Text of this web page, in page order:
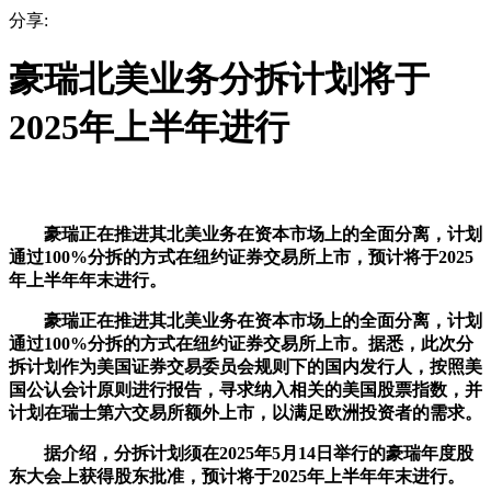
分享:
豪瑞北美业务分拆计划将于
2025年上半年进行
豪瑞正在推进其北美业务在资本市场上的全面分离，计划
通过100%分拆的方式在纽约证券交易所上市，预计将于2025
年上半年年末进行。
豪瑞正在推进其北美业务在资本市场上的全面分离，计划
通过100%分拆的方式在纽约证券交易所上市。据悉，此次分
拆计划作为美国证券交易委员会规则下的国内发行人，按照美
国公认会计原则进行报告，寻求纳入相关的美国股票指数，并
计划在瑞士第六交易所额外上市，以满足欧洲投资者的需求。
据介绍，分拆计划须在2025年5月14日举行的豪瑞年度股
东大会上获得股东批准，预计将于2025年上半年年末进行。